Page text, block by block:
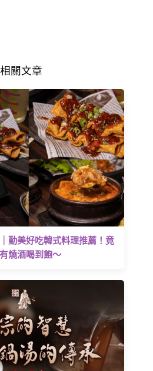
相關文章
勤美好吃韓式料理推薦！竟
燒酒喝到飽～